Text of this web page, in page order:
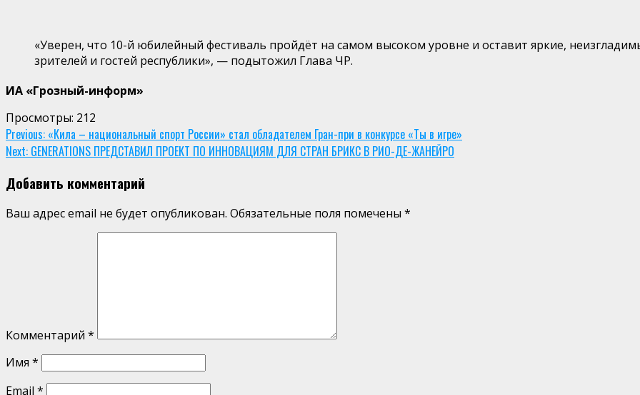
«Уверен, что 10-й юбилейный фестиваль пройдёт на самом высоком уровне и оставит яркие,
зрителей и гостей республики», — подытожил Глава ЧР.
ИА «Грозный-информ»
Просмотры: 212
Continue
Reading
Previous: «Кила – национальный спорт России» стал обладателем Гран-при в конкурсе «Ты в игре»
Next: GENERATIONS ПРЕДСТАВИЛ ПРОЕКТ ПО ИННОВАЦИЯМ ДЛЯ СТРАН БРИКС В РИО-ДЕ-ЖАНЕЙРО
Добавить комментарий
Ваш адрес email не будет опубликован. Обязательные поля помечены *
Комментарий *
Имя *
Email *